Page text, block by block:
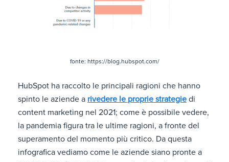
fonte: https://blog.hubspot.com/
HubSpot ha raccolto le principali ragioni che hanno
spinto le aziende a rivedere le proprie strategie di
content marketing nel 2021; come è possibile vedere,
la pandemia figura tra le ultime ragioni, a fronte del
superamento del momento più critico. Da questa
infografica vediamo come le aziende siano pronte a